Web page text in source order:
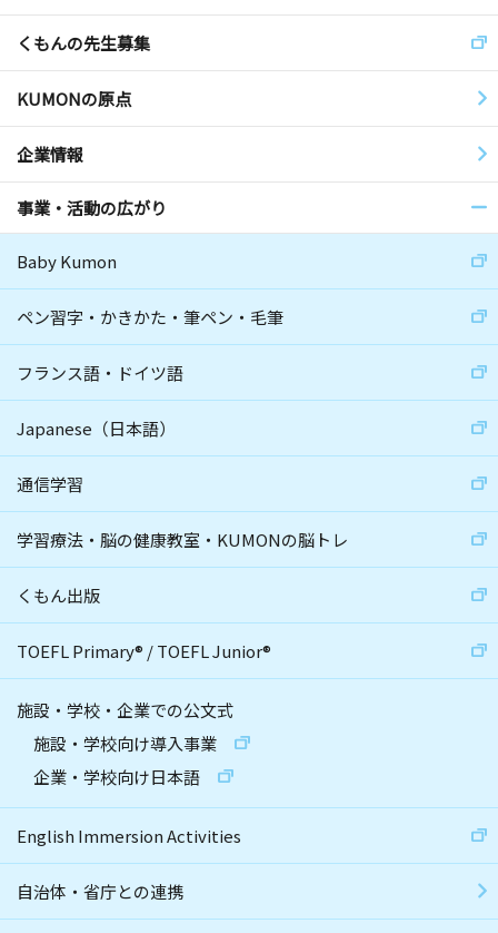
くもんの先生募集
KUMONの原点
企業情報
事業・活動の広がり
Baby Kumon
ペン習字・かきかた・筆ペン・毛筆
フランス語・ドイツ語
Japanese（日本語）
通信学習
学習療法・脳の健康教室・KUMONの脳トレ
くもん出版
TOEFL Primary® /TOEFL Junior®
施設・学校・企業での公文式
施設・学校向け導入事業
企業・学校向け日本語
English Immersion Activities
自治体・省庁との連携